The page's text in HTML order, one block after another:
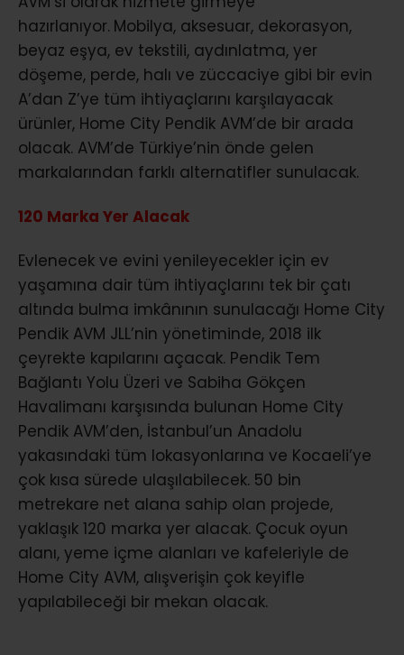
hazırlanıyor. Mobilya, aksesuar, dekorasyon,
beyaz eşya, ev tekstili, aydınlatma, yer
döşeme, perde, halı ve züccaciye gibi bir evin
A’dan Z’ye tüm ihtiyaçlarını karşılayacak
ürünler, Home City Pendik AVM’de bir arada
olacak. AVM’de Türkiye’nin önde gelen
markalarından farklı alternatifler sunulacak.
120 Marka Yer Alacak
Evlenecek ve evini yenileyecekler için ev
yaşamına dair tüm ihtiyaçlarını tek bir çatı
altında bulma imkânının sunulacağı Home City
Pendik AVM JLL’nin yönetiminde, 2018 ilk
çeyrekte kapılarını açacak. Pendik Tem
Bağlantı Yolu Üzeri ve Sabiha Gökçen
Havalimanı karşısında bulunan Home City
Pendik AVM’den, İstanbul’un Anadolu
yakasındaki tüm lokasyonlarına ve Kocaeli’ye
çok kısa sürede ulaşılabilecek. 50 bin
metrekare net alana sahip olan projede,
yaklaşık 120 marka yer alacak. Çocuk oyun
alanı, yeme içme alanları ve kafeleriyle de
Home City AVM, alışverişin çok keyifle
yapılabileceği bir mekan olacak.